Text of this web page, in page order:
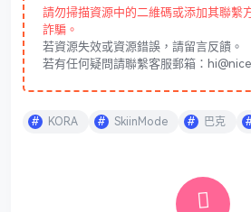
請勿掃描資源中的二維碼或添加其聯繫
詐騙。
若資源失效或資源錯誤，請留言反饋。
若有任何疑問請聯繫客服郵箱：
KORA SkiinMode 巴克